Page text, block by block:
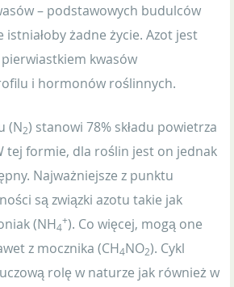
– podstawowych budulców
istniałoby żadne życie. Azot jest
kwasów
i hormonów roślinnych.
(N2) stanowi 78% składu powietrza
tej formie, dla roślin jest on jednak
Najważniejsze z punktu
są związki azotu takie jak
(NH4
+). Co więcej, mogą one
z mocznika (CH4NO2). Cykl
rolę w naturze jak również w